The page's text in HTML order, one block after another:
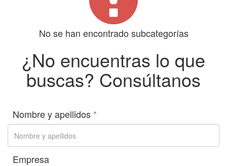
No se han encontrado subcategorías
¿No encuentras lo que
buscas? Consúltanos
Nombre y apellidos *
Empresa